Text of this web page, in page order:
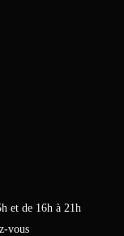
et de 16h à 21h
vous